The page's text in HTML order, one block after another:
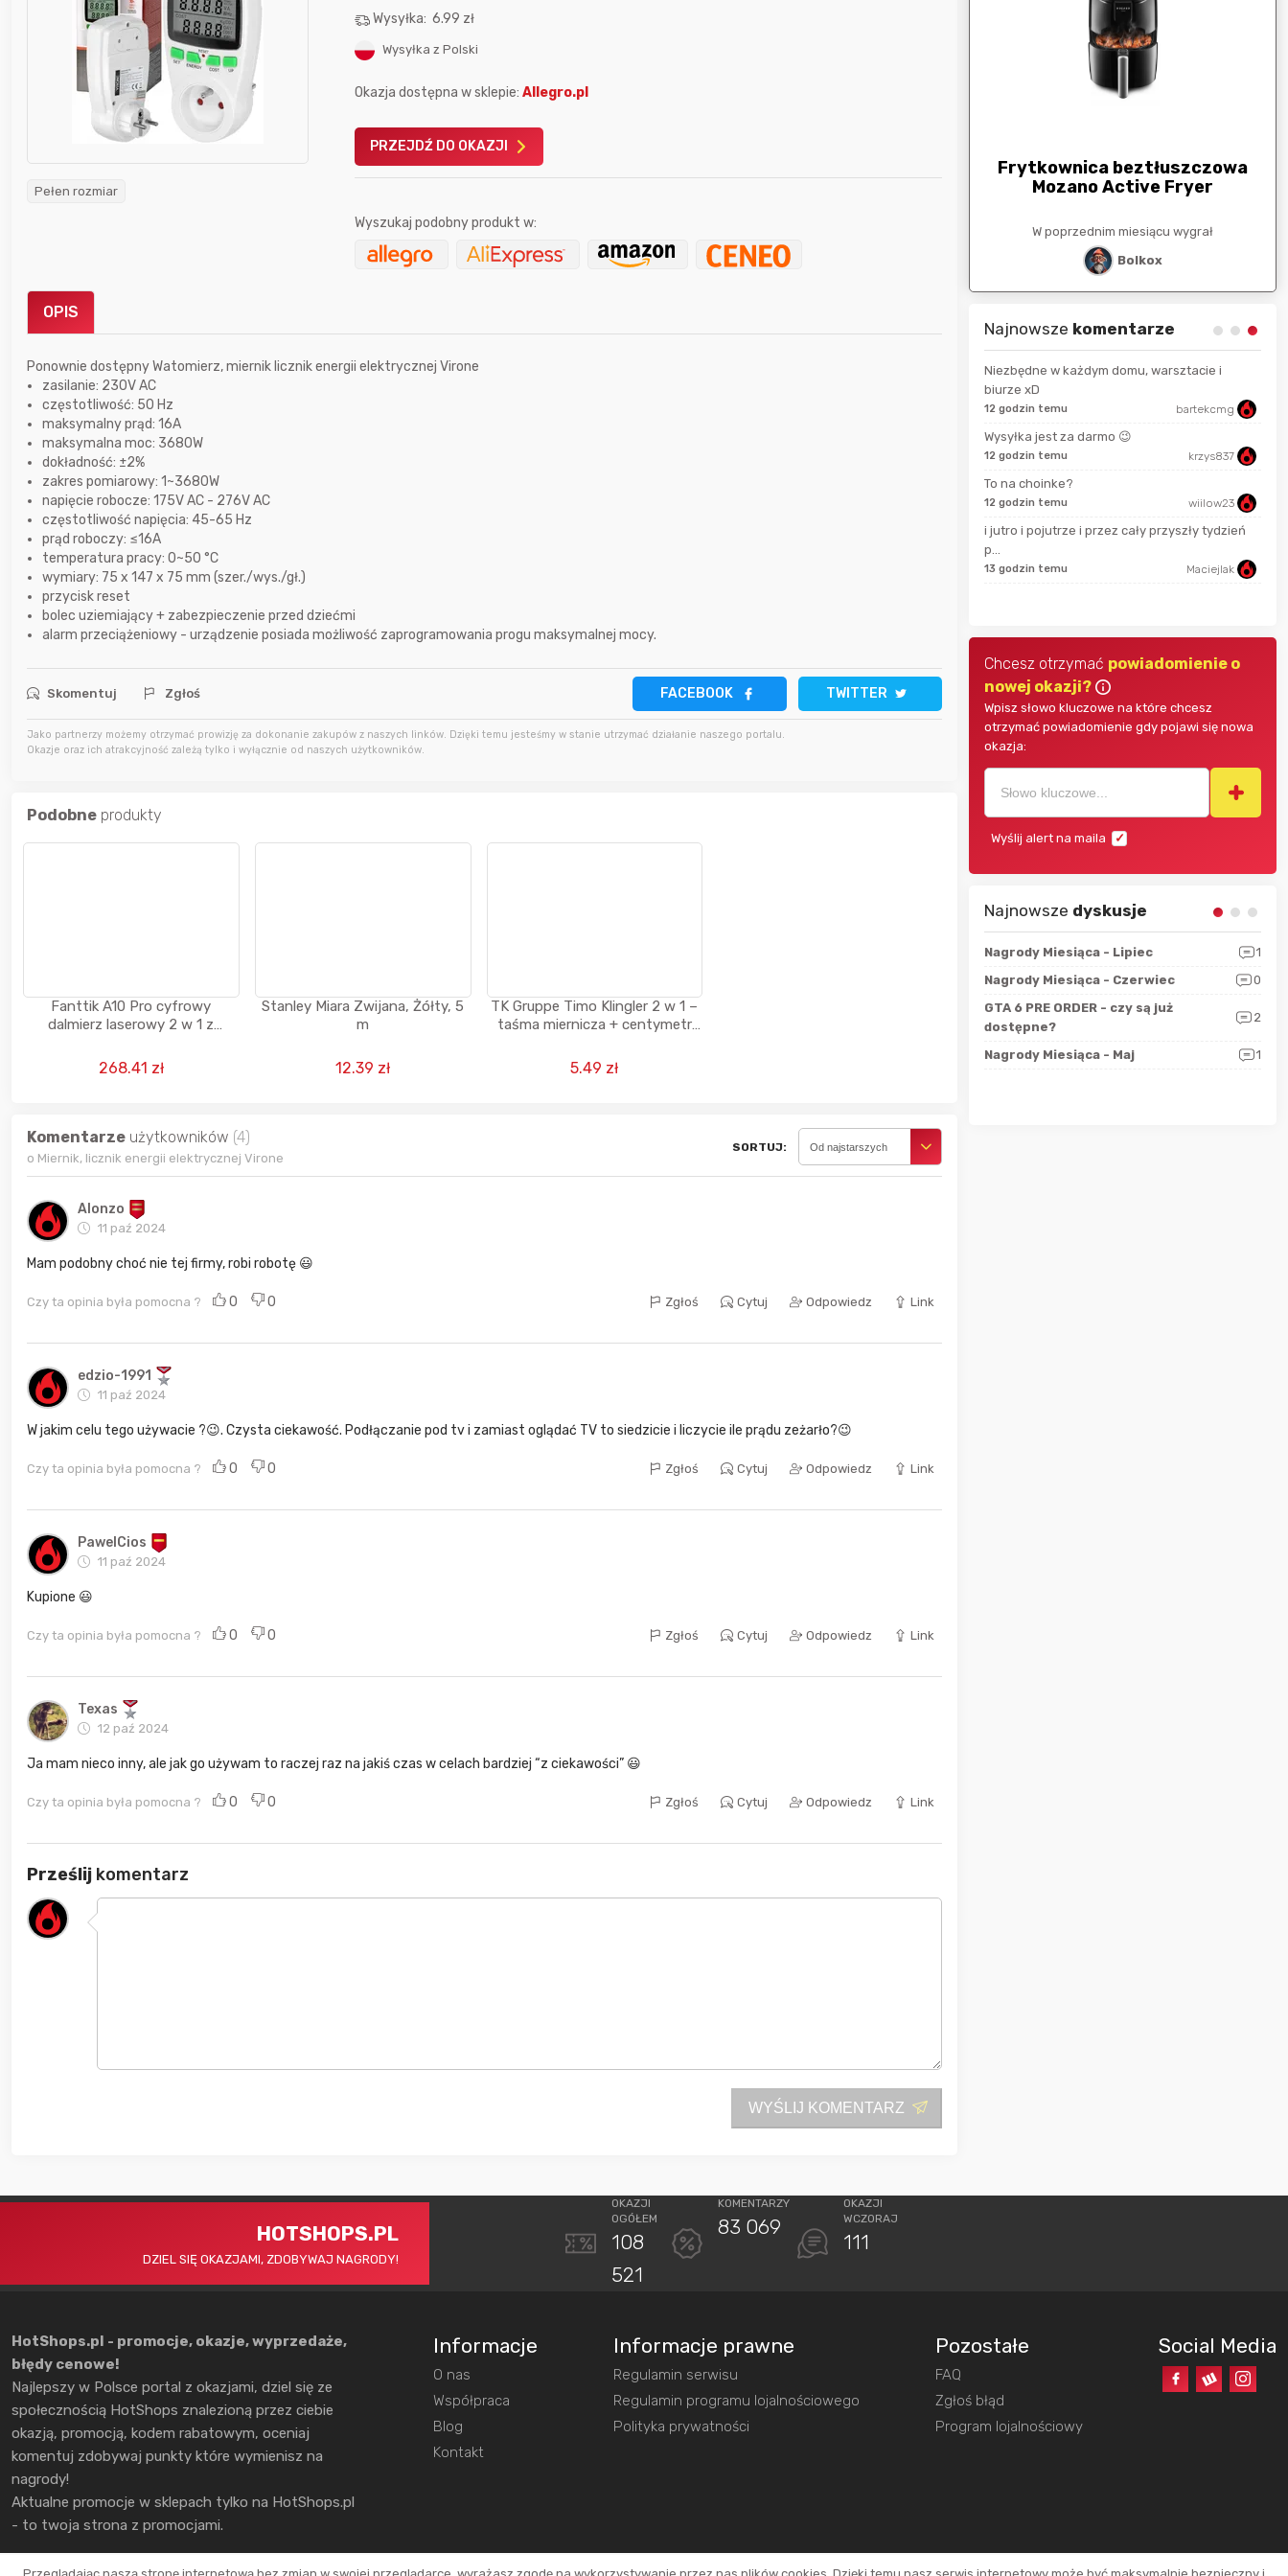
Pełen rozmiar
Wysyłka:6.99 zł
Wysyłka z Polski
Okazja dostępna w sklepie:Allegro.pl
PRZEJDŹ DO OKAZJI
Wyszukaj podobny produkt w:
OPIS
Ponownie dostępny Watomierz, miernik licznik energii elektrycznej Virone
zasilanie: 230V AC
częstotliwość: 50 Hz
maksymalny prąd: 16A
maksymalna moc: 3680W
dokładność: ±2%
zakres pomiarowy: 1~3680W
napięcie robocze: 175V AC - 276V AC
częstotliwość napięcia: 45-65 Hz
prąd roboczy: ≤16A
temperatura pracy: 0~50 °C
wymiary: 75 x 147 x 75 mm (szer./wys./gł.)
przycisk reset
bolec uziemiający + zabezpieczenie przed dziećmi
alarm przeciążeniowy - urządzenie posiada możliwość zaprogramowania progu maksymalnej mocy.
Skomentuj Zgłoś FACEBOOK TWITTER
Jako partnerzy możemy otrzymać prowizję za dokonanie zakupów z naszych linków. Dzięki temu jesteśmy w stanie utrzymać działanie naszego portalu.
Okazje oraz ich atrakcyjność zależą tylko i wyłącznie od naszych użytkowników.
Podobne produkty
Fanttik A10 Pro cyfrowy
dalmierz laserowy 2 w 1 z
IPS
268.41 zł
Stanley Miara Zwijana, Żółty, 5
m
12.39 zł
TK Gruppe Timo Klingler 2 w 1 –
taśma miernicza + centymetr
5.49 zł
Komentarze użytkowników (4)
o Miernik, licznik energii elektrycznej Virone
SORTUJ: Od najstarszych
Alonzo
11 paź 2024
Mam podobny choć nie tej firmy, robi robotę 😃
Czy ta opinia była pomocna ? 0 0 Zgłoś Cytuj Odpowiedz Link
edzio-1991
11 paź 2024
W jakim celu tego używacie ?😉. Czysta ciekawość. Podłączanie pod tv i zamiast oglądać TV to siedzicie i liczycie ile prądu zeżarło?😉
Czy ta opinia była pomocna ? 0 0 Zgłoś Cytuj Odpowiedz Link
PawelCios
11 paź 2024
Kupione 😃
Czy ta opinia była pomocna ? 0 0 Zgłoś Cytuj Odpowiedz Link
Texas
12 paź 2024
Ja mam nieco inny, ale jak go używam to raczej raz na jakiś czas w celach bardziej “z ciekawości” 😃
Czy ta opinia była pomocna ? 0 0 Zgłoś Cytuj Odpowiedz Link
Prześlij komentarz
WYŚLIJ KOMENTARZ
beztłuszczowa
Active Fryer
Gofrownica GÖTZE & JENSEN
DW900 1600W
Karta podarunkowa
Allegro 150zł
Frytkownica beztłuszczowa
Mozano Active Fryer
W poprzednim miesiącu wygrał
Bolkox
Najnowsze komentarze
12 godzin temu
12 godzin temu
13 godzin temu
Niezbędne w każdym domu, warsztacie i
biurze xD
12 godzin temu bartekcmg
Wysyłka jest za darmo 😉
12 godzin temu krzys837
To na choinke?
12 godzin temu wiilow23
i jutro i pojutrze i przez cały przyszły tydzień
p...
13 godzin temu Maciejlak
Chcesz otrzymać powiadomienie o
nowej okazji?
Wpisz słowo kluczowe na które chcesz
otrzymać powiadomienie gdy pojawi się nowa
okazja:
Wyślij alert na maila
Najnowsze dyskusje
Nagrody Miesiąca - Lipiec
1
Nagrody Miesiąca - Czerwiec
0
GTA 6 PRE ORDER - czy są już
dostępne?
2
Nagrody Miesiąca - Maj 1
HOTSHOPS.PL
DZIEL SIĘ OKAZJAMI, ZDOBYWAJ NAGRODY!
OKAZJI
OGÓŁEM
108
521
KOMENTARZY
83 069
OKAZJI
WCZORAJ
111
HotShops.pl - promocje, okazje, wyprzedaże,
błędy cenowe!
Najlepszy w Polsce portal z okazjami, dziel się ze
społecznością HotShops znalezioną przez ciebie
okazją, promocją, kodem rabatowym, oceniaj
komentuj zdobywaj punkty które wymienisz na
nagrody!
Aktualne promocje w sklepach tylko na HotShops.pl
- to twoja strona z promocjami.
Informacje
O nas
Współpraca
Blog
Kontakt
Informacje prawne
Regulamin serwisu
Regulamin programu lojalnościowego
Polityka prywatności
Pozostałe
FAQ
Zgłoś błąd
Program lojalnościowy
Social Media